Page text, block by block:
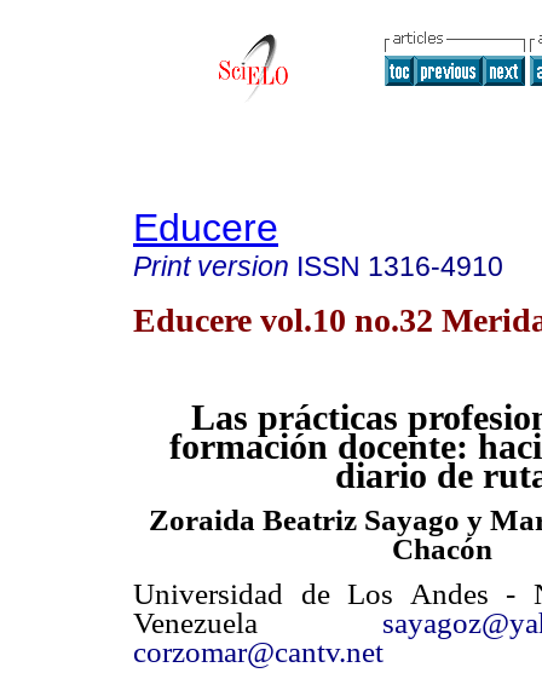
Educere
Print version ISSN 1316-4910
Educere vol.10 no.32
Las prácticas
formación docente:
diario de
Zoraida Beatriz Sayago y
Chacón
Universidad de Los Andes -
Venezuela
corzomar@cantv.net